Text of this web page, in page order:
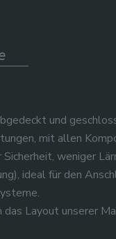
und
mit allen
Sicherheit, weniger
ideal für den
Layout unserer